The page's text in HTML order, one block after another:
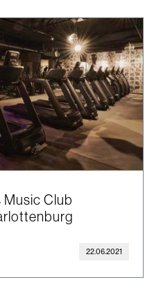
Music Club
22.06.2021